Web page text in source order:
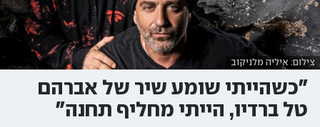
צילום: איליה מלניקוב
"כשהייתי שומע שיר של אברהם
טל ברדיו, הייתי מחליף תחנה"